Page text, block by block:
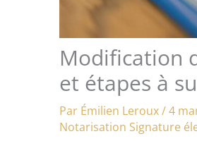
Modification
et étapes à
Par Émilien Leroux/4
Notarisation Signature